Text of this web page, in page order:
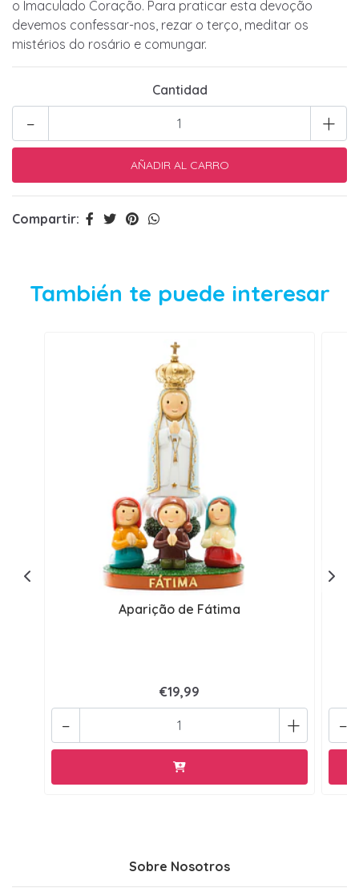
o Imaculado Coração. Para praticar esta devoção
devemos confessar-nos, rezar o terço, meditar os
mistérios do rosário e comungar.
Cantidad
+
-
Compartir:
También te puede interesar
Aparição de Fátima
€19,99
+
- -
Sobre Nosotros